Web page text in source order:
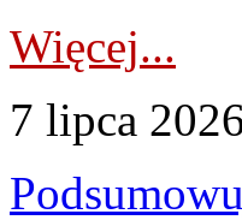
Więcej...
7 lipca